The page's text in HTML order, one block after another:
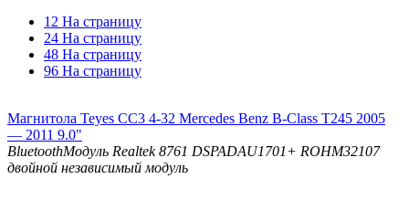
12 На страницу
24 На страницу
48 На страницу
96 На страницу
Магнитола Teyes CC3 4-32 Mercedes Benz B-Class T245 2005
— 2011 9.0"
BluetoothМодуль Realtek 8761 DSPADAU1701+ ROHM32107
двойной независимый модуль